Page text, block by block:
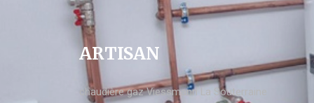
ARTISAN
chaudière gaz Viessmann La Souterraine